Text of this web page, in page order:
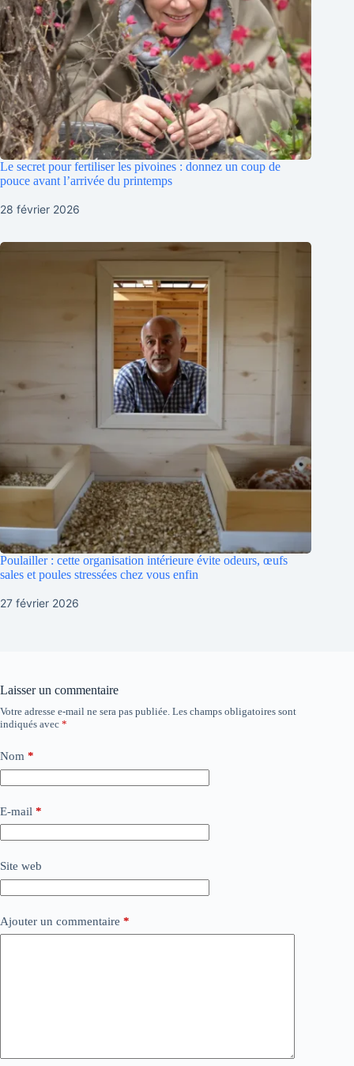
Le secret pour fertiliser les pivoines : donnez un coup de
pouce avant l’arrivée du printemps
28 février 2026
Poulailler : cette organisation intérieure évite odeurs, œufs
sales et poules stressées chez vous enfin
27 février 2026
Laisser un commentaire
Votre adresse e-mail ne sera pas publiée. Les champs obligatoires sont
indiqués avec *
Nom *
E-mail *
Site web
Ajouter un commentaire *